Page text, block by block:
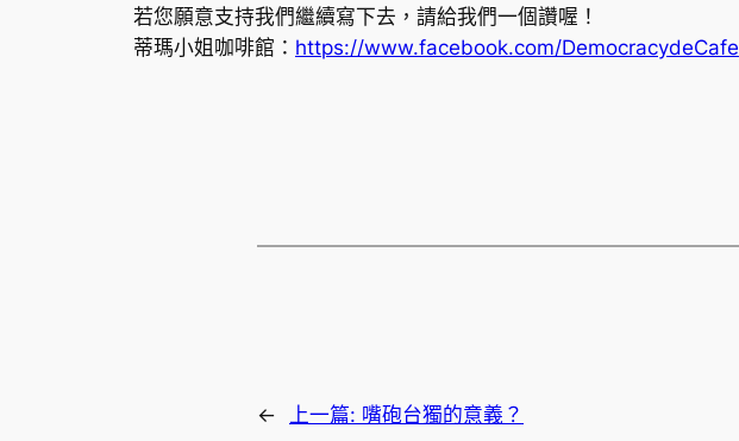
若您願意支持我們繼續寫下去，請給我們一個讚喔！
蒂瑪小姐咖啡館： https://www.facebook.com/DemocracydeCafe
← 上一篇: 嘴砲台獨的意義？